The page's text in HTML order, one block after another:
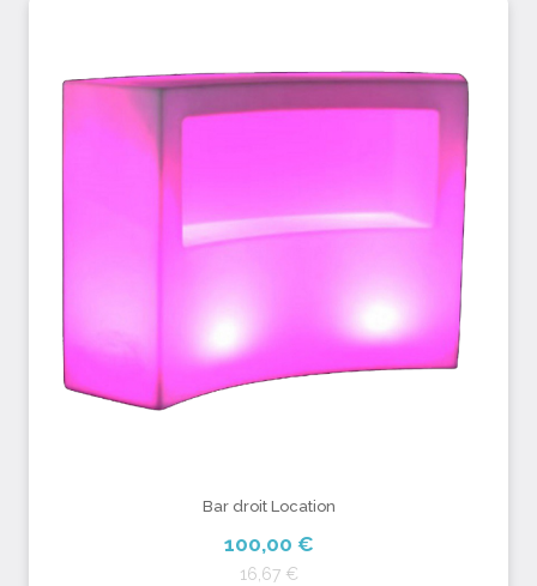
Bar droit Location
100,00 €
16,67 €